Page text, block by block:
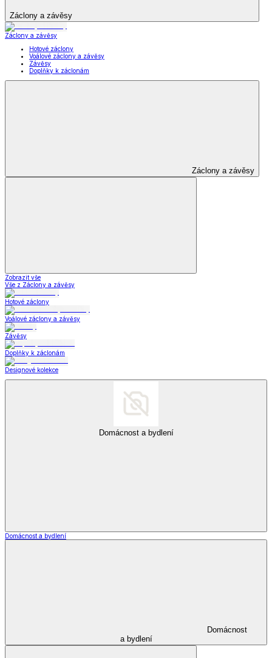
Záclony a závěsy
Záclony a závěsy
Hotové záclony
Voálové záclony a závěsy
Závěsy
Doplňky k záclonám
Záclony a závěsy
Zobrazit vše
Vše z Záclony a závěsy
Hotové záclony
Voálové záclony a závěsy
Závěsy
Doplňky k záclonám
Designové kolekce
Domácnost a bydlení
Domácnost a bydlení
Domácnost
a bydlení